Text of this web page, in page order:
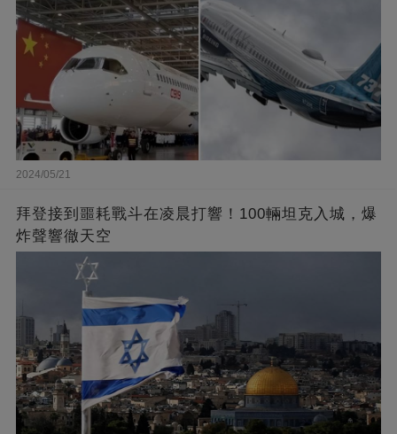
2024/05/21
拜登接到噩耗戰斗在凌晨打響！100輛坦克入城，爆
炸聲響徹天空